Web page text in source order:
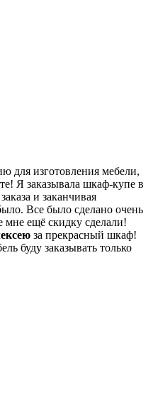
для изготовления мебели,
Я заказывала шкаф-купе в
и заканчивая
Все было сделано очень
мне ещё скидку сделали!
за прекрасный шкаф!
буду заказывать только